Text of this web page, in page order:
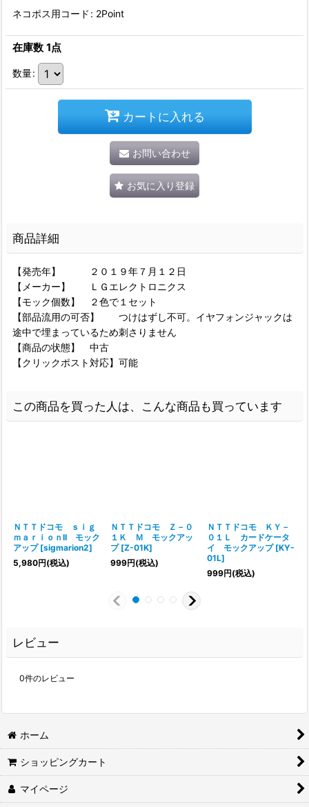
ネコポス用コード : 2Point
在庫数 1点
数量:
カートに入れる
お問い合わせ
お気に入り登録
商品詳細
【発売年】 ２０１９年７月１２日
【メーカー】 ＬＧエレクトロニクス
【モック個数】 ２色で１セット
【部品流用の可否】 つけはずし不可。イヤフォンジャックは
途中で埋まっているため刺さりません
【商品の状態】 中古
【クリックポスト対応】可能
この商品を買った人は、こんな商品も買っています
ＮＴＴドコモ ｓｉｇ
ｍａｒｉｏｎII モック
アップ [sigmarion2]
5,980円(税込)
ＮＴＴドコモ Ｚ－０
１Ｋ Ｍ モックアッ
プ [Z-01K]
999円(税込)
ＮＴＴドコモ ＫＹ－
０１Ｌ カードケータ
イ モックアップ [KY-
01L]
999円(税込)
レビュー
0件のレビュー
ホーム
ショッピングカート
マイページ